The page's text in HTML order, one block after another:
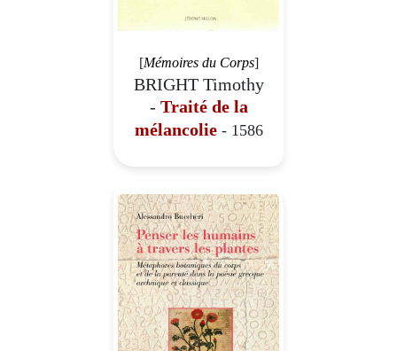
[Mémoires du Corps]
BRIGHT Timothy
- Traité de la
mélancolie - 1586